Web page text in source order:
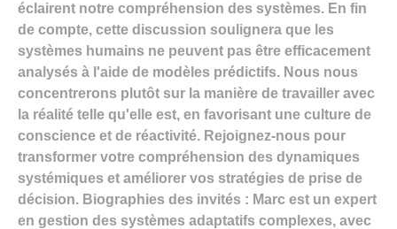
éclairent notre compréhension des systèmes. En fin
de compte, cette discussion soulignera que les
systèmes humains ne peuvent pas être efficacement
analysés à l'aide de modèles prédictifs. Nous nous
concentrerons plutôt sur la manière de travailler avec
la réalité telle qu'elle est, en favorisant une culture de
conscience et de réactivité. Rejoignez-nous pour
transformer votre compréhension des dynamiques
systémiques et améliorer vos stratégies de prise de
décision. Biographies des invités : Marc est un expert
en gestion des systèmes adaptatifs complexes, avec